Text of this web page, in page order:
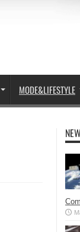
MODE&LIFESTYLE